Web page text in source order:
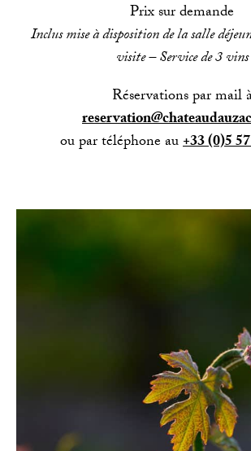
Prix sur demande
Inclus mise à disposition de la salle
visite – Service de 3 vins
Réservations par mail
ou par téléphone au+33 (0)5